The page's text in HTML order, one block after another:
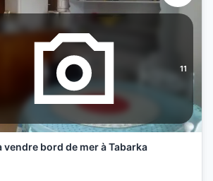
11
vendre bord de mer à Tabarka